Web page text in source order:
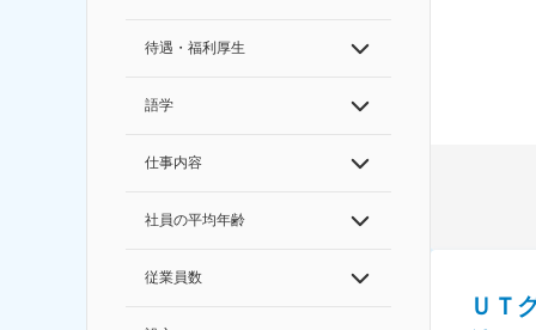
待遇・福利厚生
語学
仕事内容
社員の平均年齢
従業員数
ＵＴ